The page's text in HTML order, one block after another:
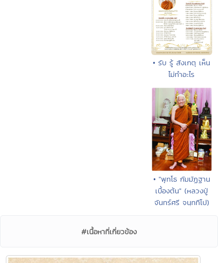
• รับ รู้ สังเกตุ เห็น
ไม่ทำอะไร
• "พุทโธ กัมมัฏฐาน
เบื้องต้น" (หลวงปู่
จันทร์ศรี จนฺททีโป)
#เนื้อหาที่เกี่ยวข้อง